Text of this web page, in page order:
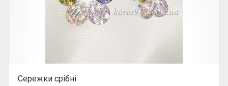
Сережки срібні